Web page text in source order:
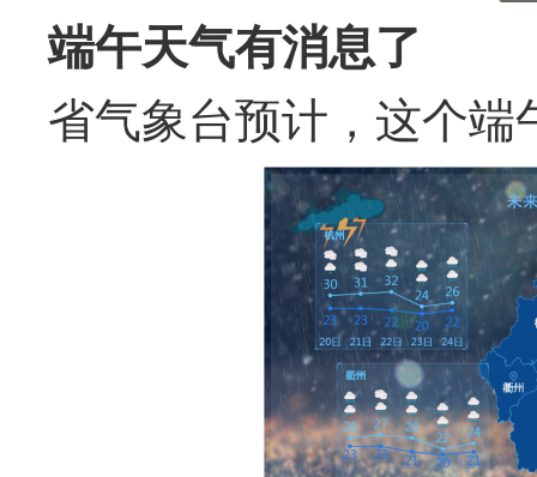
端午天气有消息了
省气象台预计，这个端